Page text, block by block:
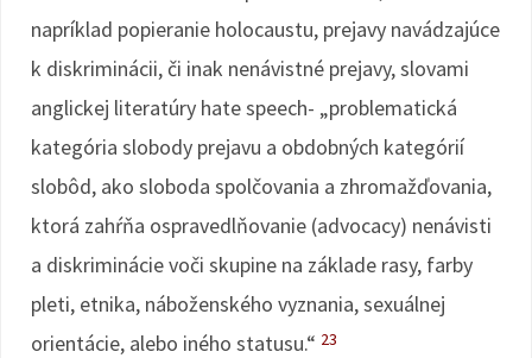
napríklad popieranie holocaustu, prejavy navádzajúce
k diskriminácii, či inak nenávistné prejavy, slovami
anglickej literatúry hate speech- „problematická
kategória slobody prejavu a obdobných kategórií
slobôd, ako sloboda spolčovania a zhromažďovania,
ktorá zahŕňa ospravedlňovanie (advocacy) nenávisti
a diskriminácie voči skupine na základe rasy, farby
pleti, etnika, náboženského vyznania, sexuálnej
orientácie, alebo iného statusu.“ 23